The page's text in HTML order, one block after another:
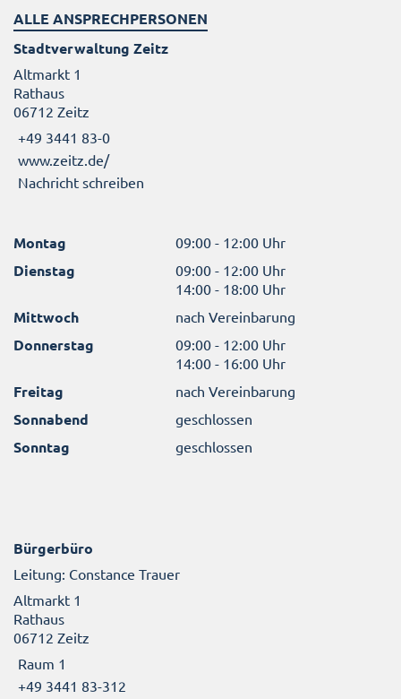
ALLE ANSPRECHPERSONEN
Stadtverwaltung Zeitz
Altmarkt 1
Rathaus
06712 Zeitz
+49 3441 83-0
www.zeitz.de/
Nachricht schreiben
Montag 09:00 - 12:00 Uhr
Dienstag
09:00 - 12:00 Uhr
14:00 - 18:00 Uhr
Mittwoch nach Vereinbarung
Donnerstag
09:00 - 12:00 Uhr
14:00 - 16:00 Uhr
Freitag nach Vereinbarung
Sonnabend geschlossen
Sonntag geschlossen
Bürgerbüro
Leitung: Constance Trauer
Altmarkt 1
Rathaus
06712 Zeitz
Raum 1
+49 3441 83-312